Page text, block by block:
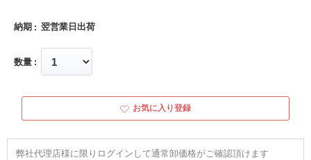
納期 翌営業日出荷
数量
お気に入り登録
弊社代理店様に限りログインして通常卸価格がご確認頂けます